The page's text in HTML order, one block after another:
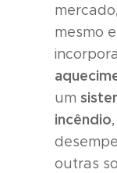
mesmo
um
incêndio
outras